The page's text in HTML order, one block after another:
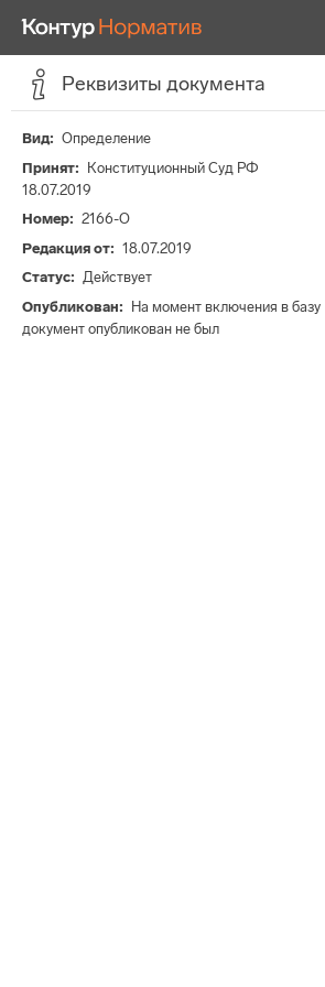
Реквизиты документа
Вид
Определение
Принят
Конституционный Суд РФ
18.07.2019
Номер
2166-О
Редакция от
18.07.2019
Статус
Действует
Опубликован
На момент включения в базу
документ опубликован не был